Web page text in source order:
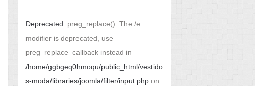
Deprecated: preg_replace(): The /e
modifier is deprecated, use
preg_replace_callback instead in
/home/ggbgeq0hmoqu/public_html/vestido
s-moda/libraries/joomla/filter/input.php on